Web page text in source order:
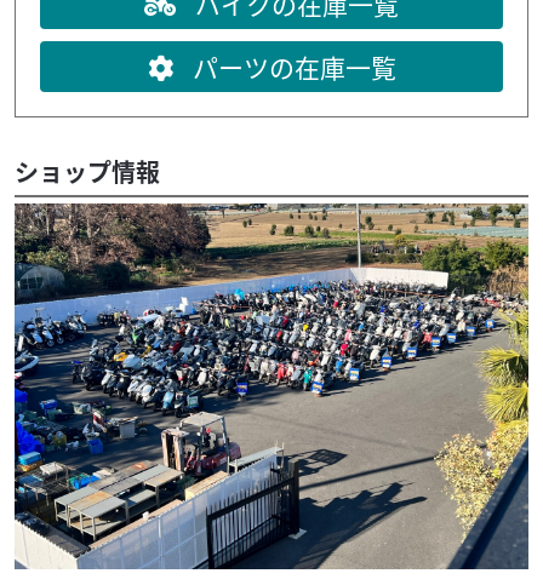
パーツの在庫一覧
ショップ情報